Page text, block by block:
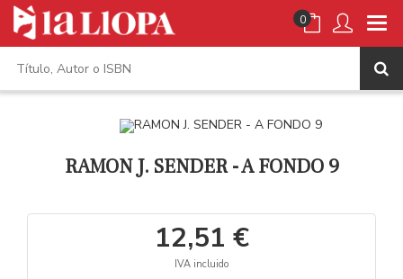
0
RAMON J. SENDER - A FONDO 9
12,51 €
IVA incluido